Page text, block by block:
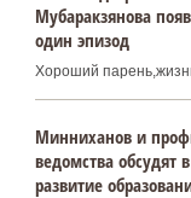
Мубаракзянова
один эпизод
Хороший
Минниханов и
ведомства обсудят
развитие